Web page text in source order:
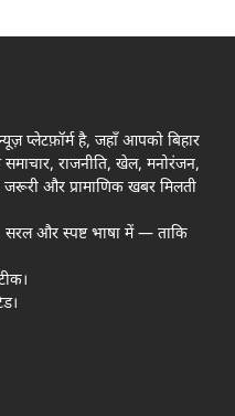
प्लेटफ़ॉर्म है, जहाँ आपको बिहार
समाचार, राजनीति, खेल, मनोरंजन,
और प्रामाणिक खबर मिलती
सरल और स्पष्ट भाषा में — ताकि